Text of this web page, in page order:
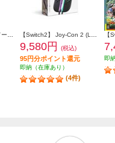
【Switch2】 ニンテンドースイッチ2本体（日本語・国内専用） スプラトゥーン レイダース セット（特典：クッション付き ※シールは付きません） 【Switch2】 Joy-Con 2 (L) ライトパープル/(R) ライトグリーン
9,580円 (税込)
95円分ポイント還元
即納（在庫あり）
(4件)
即